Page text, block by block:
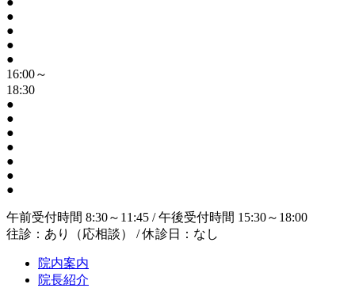
●
●
●
●
16:00～
18:30
●
●
●
●
●
●
●
午前受付時間 8:30～11:45 / 午後受付時間 15:30～18:00
往診：あり（応相談） / 休診日：なし
院内案内
院長紹介